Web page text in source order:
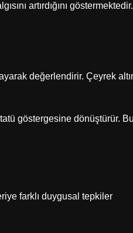
artırdığını göstermektedir.
değerlendirir. Çeyrek
göstergesine dönüştürür.
farklı duygusal tepkiler